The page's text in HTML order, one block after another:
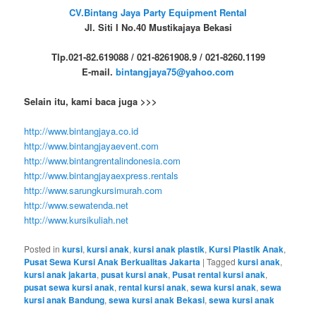
CV.Bintang Jaya Party Equipment Rental
Jl. Siti I No.40 Mustikajaya Bekasi
Tlp.021-82.619088 / 021-8261908.9 / 021-8260.1199
E-mail. bintangjaya75@yahoo.com
Selain itu, kami baca juga >>>
http://www.bintangjaya.co.id
http://www.bintangjayaevent.com
http://www.bintangrentalindonesia.com
http://www.bintangjayaexpress.rentals
http://www.sarungkursimurah.com
http://www.sewatenda.net
http://www.kursikuliah.net
Posted in kursi,kursi anak,kursi anak plastik,Kursi Plastik Anak,
Pusat Sewa Kursi Anak Berkualitas Jakarta |Tagged kursi anak,
kursi anak jakarta,pusat kursi anak, Pusat rental kursi anak,
pusat sewa kursi anak,rental kursi anak,sewa kursi anak,sewa
kursi anak Bandung,sewa kursi anak Bekasi,sewa kursi anak